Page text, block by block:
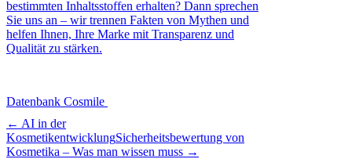
bestimmten Inhaltsstoffen erhalten? Dann sprechen
Sie uns an – wir trennen Fakten von Mythen und
helfen Ihnen, Ihre Marke mit Transparenz und
Qualität zu stärken.
Datenbank Cosmile
← AI in der
KosmetikentwicklungSicherheitsbewertung von
Kosmetika – Was man wissen muss →